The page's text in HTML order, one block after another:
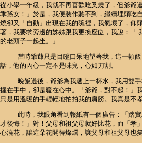
從小學一年級，我就不再喜歡吃叉燒了，但爺爺
乖孫女！」於是，我便裝作聽不到，繼續埋頭吃
燒卻又「自動」出現在我的碗裡，我氣壞了，仰
著，我要求旁邊的姊姊跟我更換座位，我說：「
的老頭子一起坐。」
當時爺爺只是目瞪口呆地望著我，這一頓
話，他的內心一定不是味兒，心如刀割。
晚飯過後，爺爺為我遞上一杯水，我用雙
握在手中，卻是暖在心中。「爺爺，對不起！」
只是用溫暖的手輕輕地拍拍我的肩膀。我真是不
此時，我眼角看到報紙有一個廣告：「踏
才後悔！」對！父母和祖父母就好比花，而「孝
心澆花，讓這朵花開得燦爛，讓父母和祖父母也笑